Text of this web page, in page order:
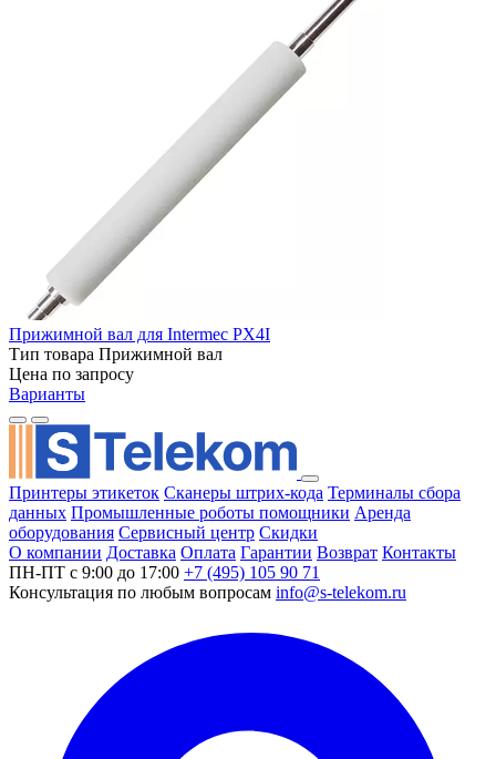
Прижимной вал для Intermec PX4I
Тип товара Прижимной вал
Цена по запросу
Варианты
Принтеры этикеток Сканеры штрих-кода Терминалы сбора
данных Промышленные роботы помощники Аренда
оборудования Сервисный центр Скидки
О компании Доставка Оплата Гарантии Возврат Контакты
ПН-ПТ с 9:00 до 17:00 +7 (495) 105 90 71
Консультация по любым вопросам info@s-telekom.ru